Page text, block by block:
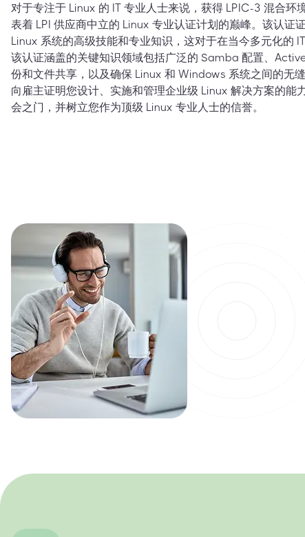
对于专注于 Linux 的 IT 专业人士来说，获得 LPIC-3 混合环
表着 LPI 供应商中立的 Linux 专业认证计划的巅峰。该认证
Linux 系统的高级技能和专业知识，这对于在当今多元化的
该认证涵盖的关键知识领域包括广泛的 Samba 配置、
份和文件共享，以及确保 Linux 和 Windows 系统之间的无
向雇主证明您设计、实施和管理企业级 Linux 解决方案的能
会之门，并树立您作为顶级 Linux 专业人士的信誉。